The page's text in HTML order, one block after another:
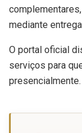
mediante
O portal oficial
serviços para
presencialmente.